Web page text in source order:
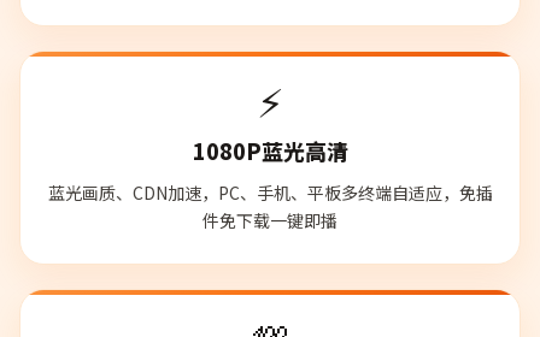
⚡
1080P蓝光高清
蓝光画质、CDN加速，PC、手机、平板多终端自适应，免插
件免下载一键即播